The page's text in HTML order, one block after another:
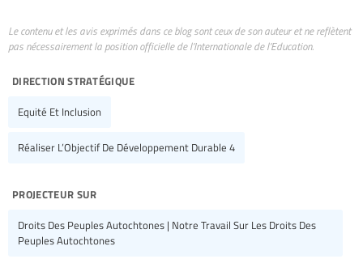
Le contenu et les avis exprimés dans ce blog sont ceux de son auteur et ne reflètent
pas nécessairement la position officielle de l’Internationale de l’Education.
direction stratégique
Equité Et Inclusion
Réaliser L’Objectif De Développement Durable 4
projecteur sur
Droits Des Peuples Autochtones | Notre Travail Sur Les Droits Des
Peuples Autochtones